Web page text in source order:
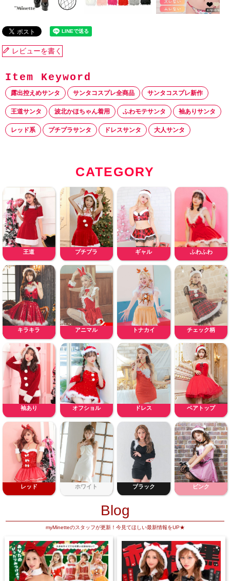
レビューを書く
露出控えめサンタ サンタコスプレ全商品 サンタコスプレ新作
王道サンタ 波北かほちゃん着用 ふわモテサンタ 袖ありサンタ
レッド系 プチプラサンタ ドレスサンタ 大人サンタ
CATEGORY
王道 プチプラ ギャル ふわふわ
キラキラ アニマル トナカイ チェック柄
袖あり オフショル ドレス ベアトップ
レッド ホワイト ブラック ピンク
Blog
myMinetteのスタッフが更新！今見てほしい最新情報をUP★